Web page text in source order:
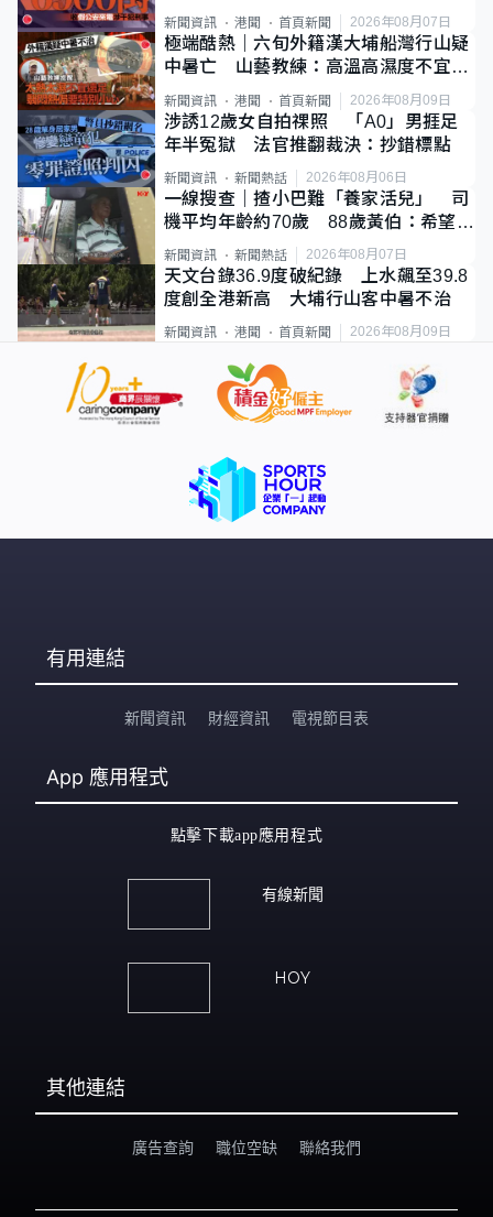
新聞資訊 港聞 首頁新聞 2026年08月07日
極端酷熱｜六旬外籍漢大埔船灣行山疑
中暑亡 山藝教練：高溫高濕度不宜遠
新聞資訊 港聞 首頁新聞 2026年08月09日
涉誘12歲女自拍祼照 「A0」男捱足
年半冤獄 法官推翻裁決：抄錯標點
新聞資訊 新聞熱話 2026年08月06日
一線搜查｜揸小巴難「養家活兒」 司
機平均年齡約70歲 88歲黃伯：希望一
直揸落去
新聞資訊 新聞熱話 2026年08月07日
天文台錄36.9度破紀錄 上水飆至39.8
度創全港新高 大埔行山客中暑不治
新聞資訊 港聞 首頁新聞 2026年08月09日
有用連結
新聞資訊 財經資訊 電視節目表
App 應用程式
點擊下載app應用程式
有線新聞
HOY
其他連結
廣告查詢 職位空缺 聯絡我們